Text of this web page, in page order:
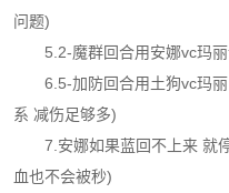
问题)
5.2-魔群回合用安娜vc玛
6.5-加防回合用土狗vc玛
系 减伤足够多)
7.安娜如果蓝回不上来 就
血也不会被秒)